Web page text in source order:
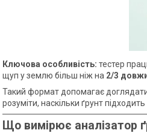
Ключова особливість: тестер
щуп у землю більш ніж на 2/3
Такий формат допомагає
розуміти, наскільки ґрунт
Що вимірює аналізатор